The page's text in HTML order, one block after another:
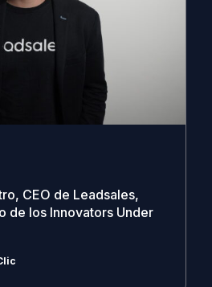
CEO de Leadsales,
de los Innovators Under